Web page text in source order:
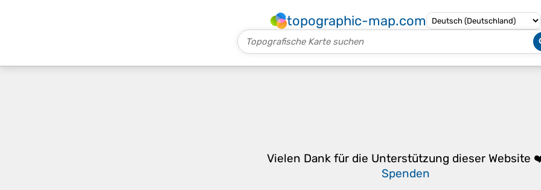
topographic-map.com
Vielen Dank für die Unterstützung dieser Website
Spenden